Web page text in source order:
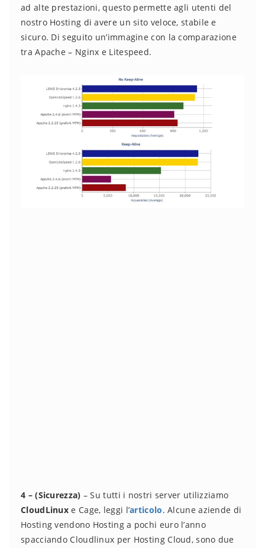
ad alte prestazioni, questo permette agli utenti del
nostro Hosting di avere un sito veloce, stabile e
sicuro. Di seguito un’immagine con la comparazione
tra Apache – Nginx e Litespeed.
4 – (Sicurezza) – Su tutti i nostri server utilizziamo
CloudLinux e Cage, leggi l’articolo. Alcune aziende di
Hosting vendono Hosting a pochi euro l’anno
spacciando Cloudlinux per Hosting Cloud, sono due